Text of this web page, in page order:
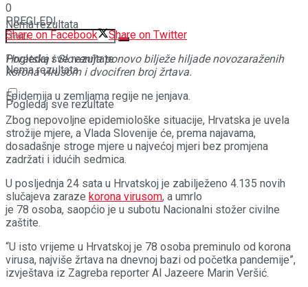
Nema rezultata
Pogledaj sve rezultate
Nema rezultata
Pogledaj sve rezultate
0
PREGLEDI
Share on Facebook
Share on Twitter
Hrvatska i Slovenija ponovo bilježe hiljade novozaraženih
korona virusom i dvocifren broj žrtava.
Epidemija u zemljama regije ne jenjava.
Zbog nepovoljne epidemiološke situacije, Hrvatska je uvela
strožije mjere, a Vlada Slovenije će, prema najavama,
dosadašnje stroge mjere u najvećoj mjeri bez promjena
zadržati i idućih sedmica.
U posljednja 24 sata u Hrvatskoj je zabilježeno 4.135 novih
slučajeva zaraze korona virusom, a umrlo
je 78 osoba, saopćio je u subotu Nacionalni stožer civilne
zaštite.
“U isto vrijeme u Hrvatskoj je 78 osoba preminulo od korona
virusa, najviše žrtava na dnevnoj bazi od početka pandemije”,
izvještava iz Zagreba reporter Al Jazeere Marin Veršić.